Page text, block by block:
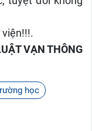
VẠN THÔNG
học